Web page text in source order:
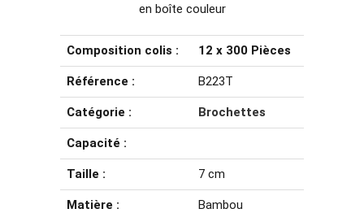
en boîte couleur
Composition colis : 12 x 300 Pièces
Référence : B223T
Catégorie : Brochettes
Capacité :
Taille : 7 cm
Matière : Bambou